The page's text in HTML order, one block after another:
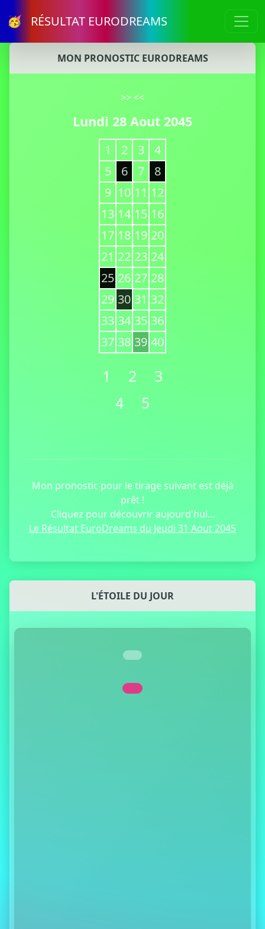
🥳 RÉSULTAT EURODREAMS
MON PRONOSTIC EURODREAMS
>> <<
Lundi 28 Aout 2045
1 2 3
4
5
6 7
8
9 10 11 12
13 14 15 16
17 18 19 20
21 22 23 24
25 26 27 28
29 30 31 32
33 34 35 36
37 38 39 40
1 2
3
4
5
Mon pronostic pour le tirage suivant est déjà
prêt !
Cliquez pour découvrir aujourd'hui...
Le Résultat EuroDreams du Jeudi 31 Aout 2045
L'ÉTOILE DU JOUR